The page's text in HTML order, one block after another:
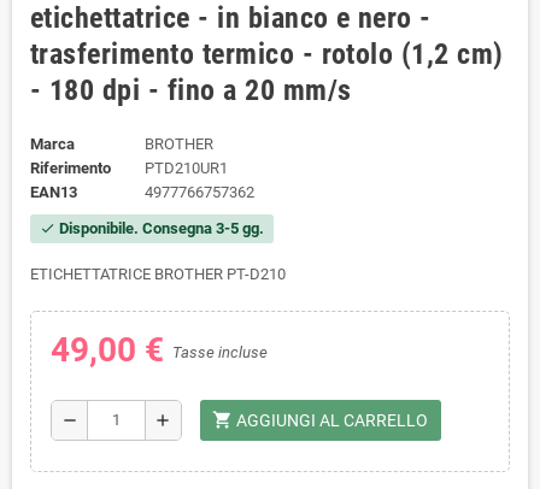
etichettatrice - in bianco e nero -
trasferimento termico - rotolo (1,2 cm)
- 180 dpi - fino a 20 mm/s
Marca
BROTHER
Riferimento
PTD210UR1
EAN13
4977766757362
check Disponibile. Consegna 3-5 gg.
ETICHETTATRICE BROTHER PT-D210
49,00 € Tasse incluse
remove add shopping_cart AGGIUNGI AL CARRELLO